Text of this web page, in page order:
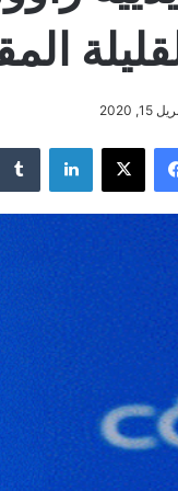
15, 2020
فيسبوك ‫X لينكدإن